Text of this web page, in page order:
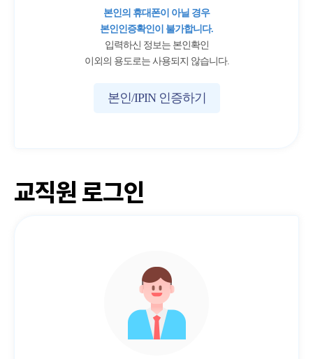
본인의 휴대폰이 아닐 경우
본인인증확인이 불가합니다.
입력하신 정보는 본인확인
이외의 용도로는 사용되지 않습니다.
본인/IPIN 인증하기
교직원 로그인